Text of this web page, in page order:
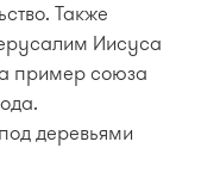
Также
Иисуса
пример союза
деревьями